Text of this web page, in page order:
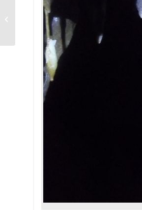
L’igue Olivier, les doigts
dans l’nez